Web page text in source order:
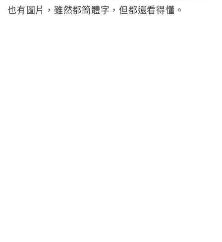
也有圖片，雖然都簡體字，但都還看得懂。